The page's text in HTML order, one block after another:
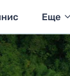
Еще